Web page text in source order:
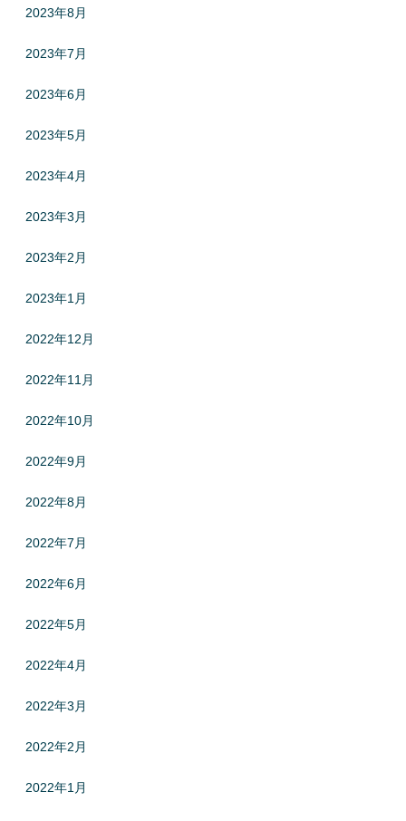
2023年8月
2023年7月
2023年6月
2023年5月
2023年4月
2023年3月
2023年2月
2023年1月
2022年12月
2022年11月
2022年10月
2022年9月
2022年8月
2022年7月
2022年6月
2022年5月
2022年4月
2022年3月
2022年2月
2022年1月